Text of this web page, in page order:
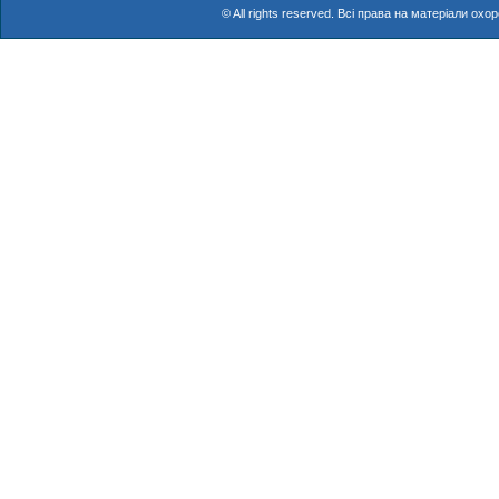
© All rights reserved. Всі права на матеріали